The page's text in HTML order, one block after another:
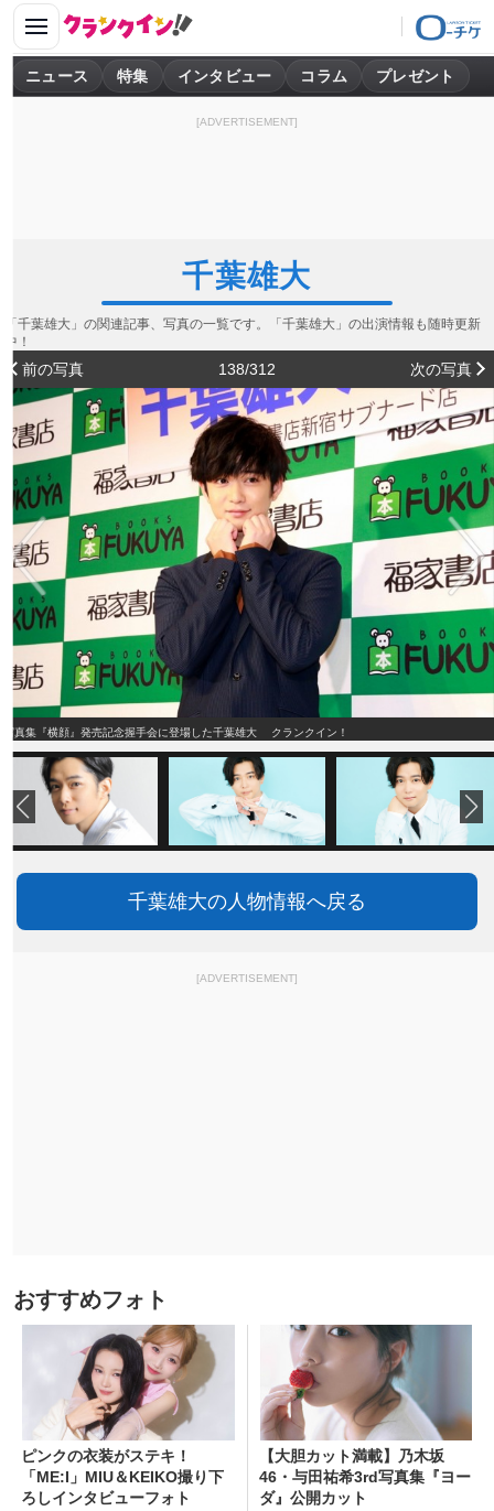
ニュース 特集 インタビュー コラム プレゼント
[ADVERTISEMENT]
千葉雄大
「千葉雄大」の関連記事、写真の一覧です。「千葉雄大」の出演情報も随時更新
中！
前の写真 138/312 次の写真
写真集『横顔』発売記念握手会に登場した千葉雄大 クランクイン！
千葉雄大の人物情報へ戻る
[ADVERTISEMENT]
おすすめフォト
ピンクの衣装がステキ！
「ME:I」MIU＆KEIKO撮り下
ろしインタビューフォト
【大胆カット満載】乃木坂
46・与田祐希3rd写真集『ヨー
ダ』公開カット